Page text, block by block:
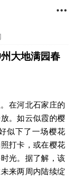

大地满园春
在河北石家庄的
。如云似霞的樱
似下了一场樱花
打卡，或在樱花
光。据了解，该
来两周内陆续绽